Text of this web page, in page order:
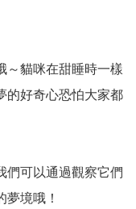
～貓咪在甜睡時一樣
的好奇心恐怕大家都
們可以通過觀察它們
境哦！